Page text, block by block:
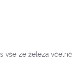
vše ze železa včetně